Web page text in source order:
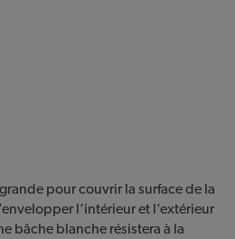
pour couvrir la surface de la
l’intérieur et l’extérieur
bâche blanche résistera à la